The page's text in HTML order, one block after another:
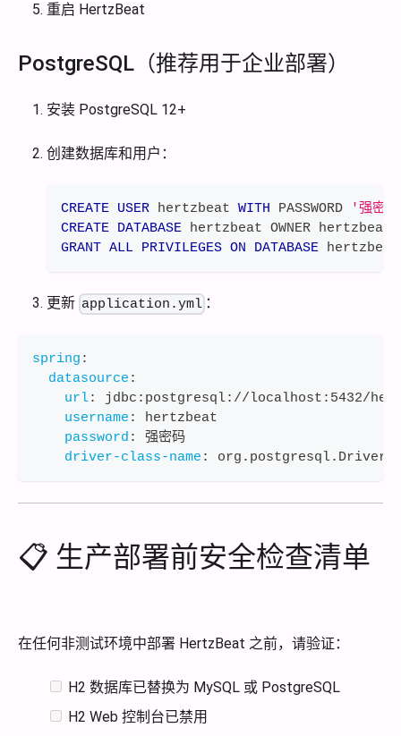
重启 HertzBeat
PostgreSQL（推荐用于企业部署）
安装 PostgreSQL 12+
创建数据库和用户：
CREATE USER hertzbeat WITH PASSWORD
'强密
CREATE DATABASE hertzbeat OWNER hertzbeat
GRANT ALL PRIVILEGES ON DATABASE
更新 application.yml ：
spring :
datasource :
url: jdbc : postgresql: //localhost : 5432/
username :
hertzbeat
password :
强密码
driver-class-name : org.postgresql.Driver
📋 生产部署前安全检查清单
在任何非测试环境中部署 HertzBeat 之前，请验证：
H2 数据库已替换为 MySQL 或 PostgreSQL
H2 Web 控制台已禁用